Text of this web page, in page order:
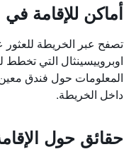
أماكن للإقامة في
تصفح عبر الخريطة
اوبروييسينثال التي
المعلومات حول فندق
داخل الخريطة.
حقائق حول